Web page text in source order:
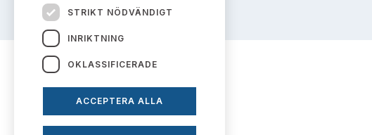
STRIKT NÖDVÄNDIGT
INRIKTNING
OKLASSIFICERADE
ACCEPTERA ALLA